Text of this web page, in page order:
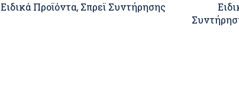
Ειδικά Προϊόντα, Σπρεϊ Συντήρησης